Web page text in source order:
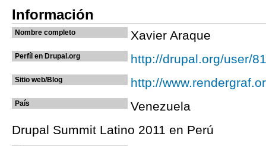
Información
Nombre completo Xavier Araque
Perfíl en Drupal.org http://drupal.org/user/
Sitio web/Blog http://
País
Venezuela
Drupal Summit Latino 2011 en Perú